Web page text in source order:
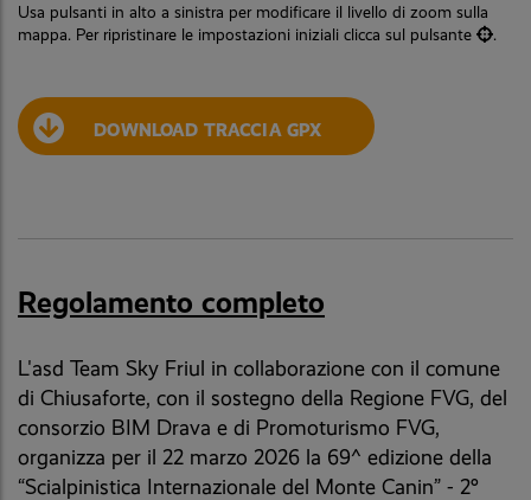
Usa pulsanti in alto a sinistra per modificare il livello di zoom sulla
mappa. Per ripristinare le impostazioni iniziali clicca sul pulsante
.
DOWNLOAD TRACCIA GPX
Regolamento completo
L'asd Team Sky Friul in collaborazione con il comune
di Chiusaforte, con il sostegno della Regione FVG, del
consorzio BIM Drava e di Promoturismo FVG,
organizza per il 22 marzo 2026 la 69^ edizione della
“Scialpinistica Internazionale del Monte Canin” - 2°